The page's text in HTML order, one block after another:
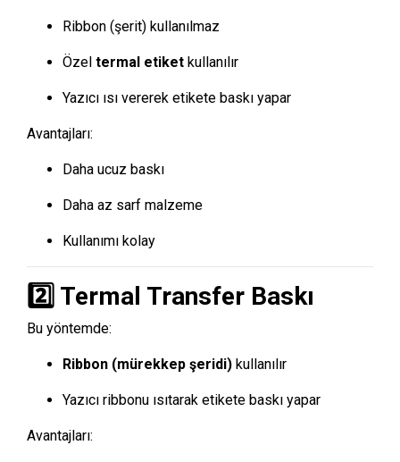
Ribbon (şerit) kullanılmaz
Özel termal etiket kullanılır
Yazıcı ısı vererek etikete baskı yapar
Avantajları:
Daha ucuz baskı
Daha az sarf malzeme
Kullanımı kolay
2️⃣ Termal Transfer Baskı
Bu yöntemde:
Ribbon (mürekkep şeridi) kullanılır
Yazıcı ribbonu ısıtarak etikete baskı yapar
Avantajları: